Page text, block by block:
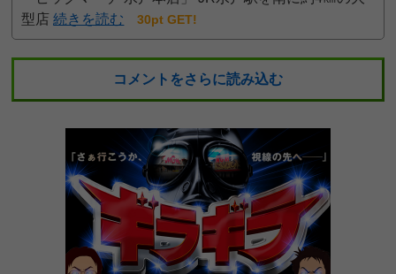
型店続きを読む 30pt GET!
コメントをさらに読み込む